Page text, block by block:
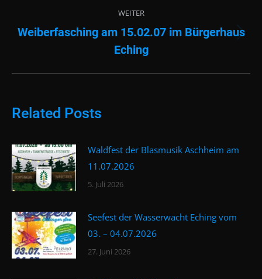
WEITER
Nächster
Beitrag:
Weiberfasching am 15.02.07 im Bürgerhaus
Eching
Related Posts
Waldfest der Blasmusik Aschheim am
11.07.2026
5. Juli 2026
Seefest der Wasserwacht Eching vom
03. – 04.07.2026
27. Juni 2026